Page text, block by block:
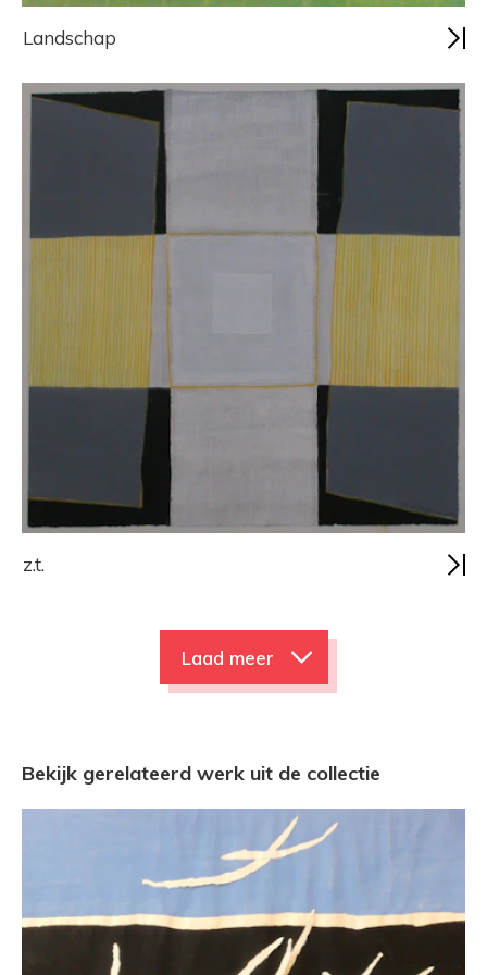
Landschap
z.t.
Laad meer
Bekijk gerelateerd werk uit de collectie